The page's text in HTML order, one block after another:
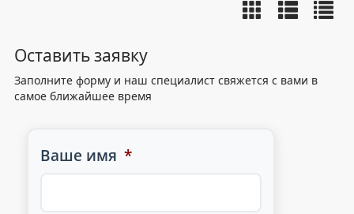
Оставить заявку
Заполните форму и наш специалист свяжется с вами в
самое ближайшее время
Ваше имя *